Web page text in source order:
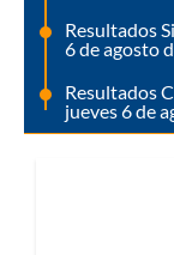
Resultados
6 de agosto
Resultados
jueves 6 de